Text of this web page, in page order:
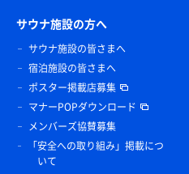
サウナ施設の方へ
サウナ施設の皆さまへ
宿泊施設の皆さまへ
ポスター掲載店募集
マナーPOPダウンロード
メンバーズ協賛募集
「安全への取り組み」掲載につ
いて